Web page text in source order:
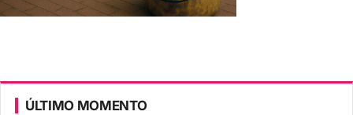
ÚLTIMO MOMENTO